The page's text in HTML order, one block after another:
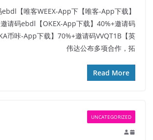
邀请码ebdl【唯客WEEX-App下
请码ebdl【OKEX-App下载】40%+邀请码
币咔-App下载】70%+邀请码VVQT1B【英
伟达公布多项合作，拓
Read More
UNCATEGORIZED